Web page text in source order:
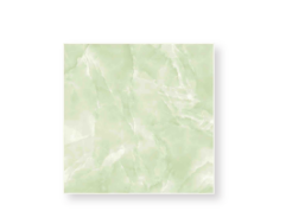
฿219.00.
฿199.00.